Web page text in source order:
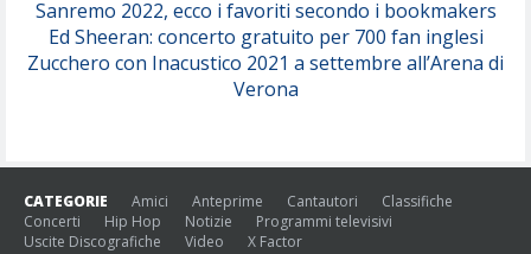
Sanremo 2022, ecco i favoriti secondo i bookmakers
Ed Sheeran: concerto gratuito per 700 fan inglesi
Zucchero con Inacustico 2021 a settembre all’Arena di
Verona
CATEGORIE Amici Anteprime Cantautori
Classifiche
Concerti
Hip Hop Notizie
Programmi televisivi
Uscite Discografiche
Video X Factor